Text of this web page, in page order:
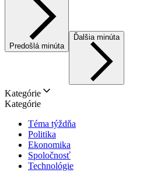
Predošlá minúta
Ďalšia minúta
Kategórie
Kategórie
Téma týždňa
Politika
Ekonomika
Spoločnosť
Technológie